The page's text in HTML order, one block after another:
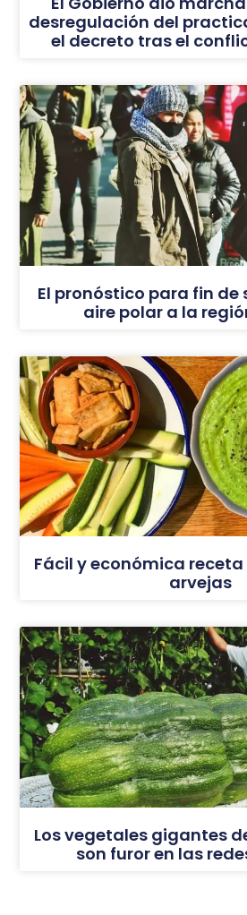
desregulación del
el decreto tras el
El pronóstico para fin de
aire polar a la
Fácil y económica
arvejas
Los vegetales gigantes
son furor en las